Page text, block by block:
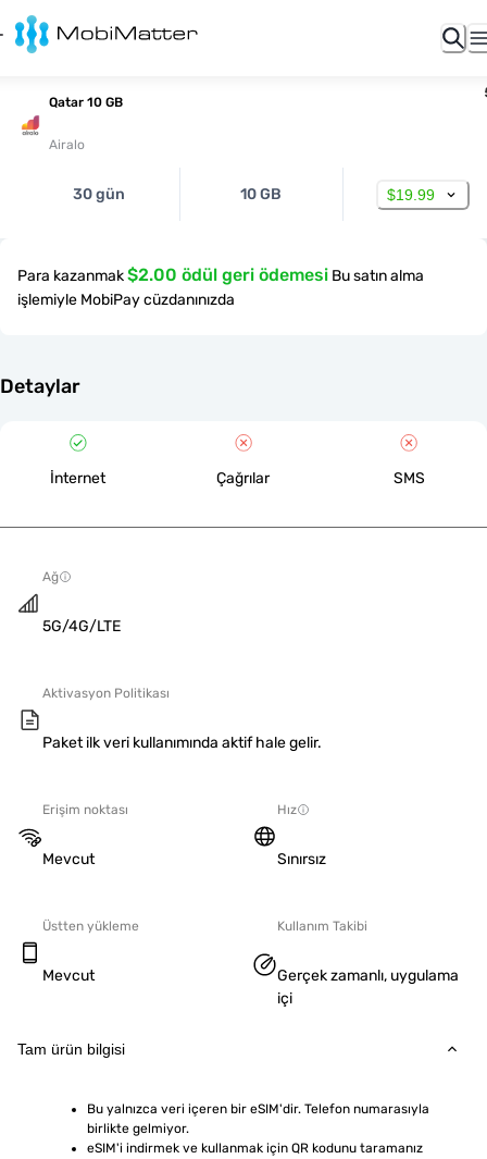
Qatar 10 GB
Airalo
30 gün 10 GB $19.99
Para kazanmak$2.00 ödül geri ödemesi Bu satın alma
işlemiyle MobiPay cüzdanınızda
Detaylar
İnternet Çağrılar SMS
Ağ
5G/4G/LTE
Aktivasyon Politikası
Paket ilk veri kullanımında aktif hale gelir.
Erişim noktası
Mevcut
Hız
Sınırsız
Üstten yükleme
Mevcut
Kullanım Takibi
Gerçek zamanlı, uygulama
içi
Tam ürün bilgisi
Bu yalnızca veri içeren bir eSIM'dir. Telefon numarasıyla
birlikte gelmiyor.
eSIM'i indirmek ve kullanmak için QR kodunu taramanız